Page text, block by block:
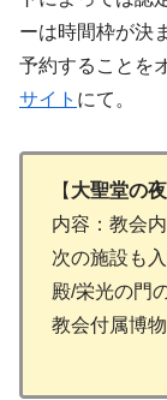
ーは時間枠が決
予約することを
サイト にて。
【 大聖堂の
内容：教会
次の施設も
殿/栄光の門
教会付属博